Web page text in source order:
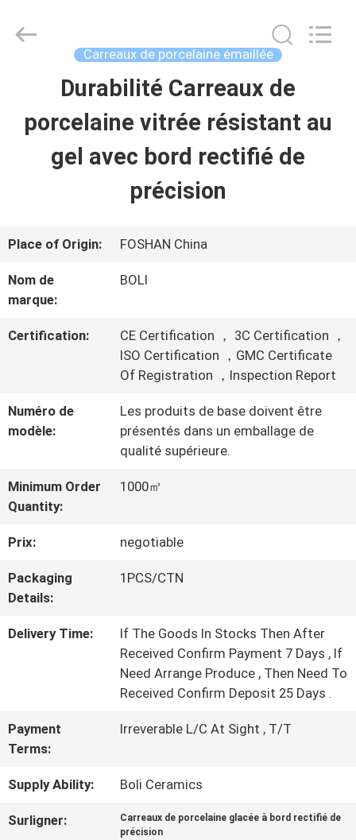
LA
MAISON
VIDÉOS
À
NOUS
VISITE
QUALITÉ
NOUS
CONTACTER
FOSHAN
Carreaux de porcelaine émaillée
Durabilité Carreaux de
porcelaine vitrée résistant au
gel avec bord rectifié de
précision
Place of Origin: FOSHAN China
Nom de
marque:
BOLI
Certification:
CE Certification ， 3C Certification ，
ISO Certification ，GMC Certificate
Of Registration ，Inspection Report
Numéro de
modèle:
Les produits de base doivent être
présentés dans un emballage de
qualité supérieure.
Minimum Order
Quantity:
1000㎡
Prix: negotiable
Packaging
Details:
1PCS/CTN
Delivery Time:
If The Goods In Stocks Then After
Received Confirm Payment 7 Days , If
Need Arrange Produce , Then Need To
Received Confirm Deposit 25 Days .
Payment
Terms:
Irreverable L/C At Sight , T/T
Supply Ability: Boli Ceramics
Surligner:
Carreaux de porcelaine glacée à bord rectifié de
précision